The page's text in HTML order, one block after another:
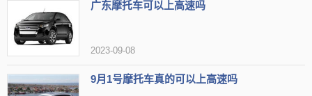
力都是一项巨大的考验。此外，设计时未考虑到摩托车的事故特点，
一旦发生事故，摩托车驾驶员的安全将无法得到有效保障。
广东摩托车可以上高速吗
2023-09-08
9月1号摩托车真的可以上高速吗